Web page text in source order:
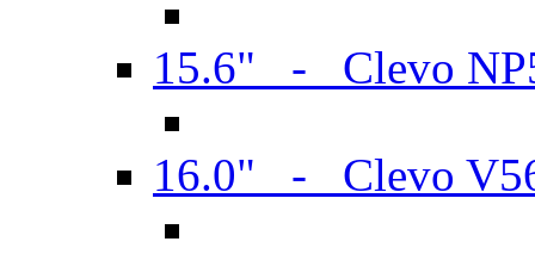
15.6" - Clevo
16.0" - Clevo